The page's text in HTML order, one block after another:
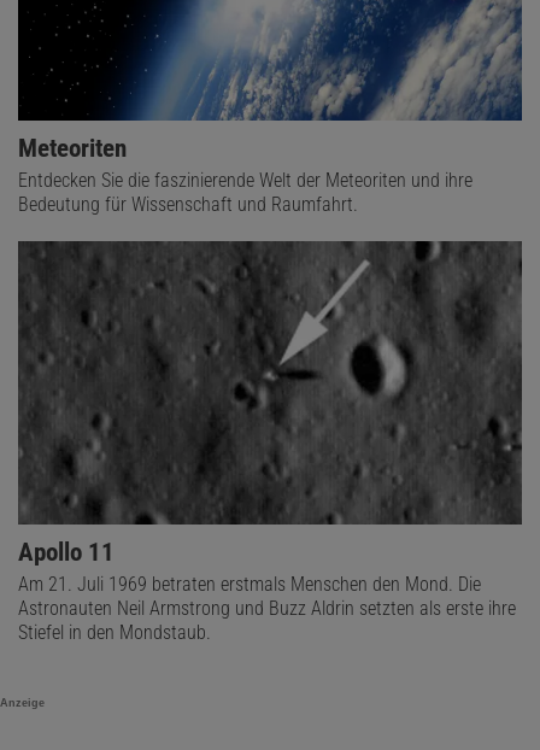
Meteoriten
Entdecken Sie die faszinierende Welt der Meteoriten und ihre
Bedeutung für Wissenschaft und Raumfahrt.
Apollo 11
Am 21. Juli 1969 betraten erstmals Menschen den Mond. Die
Astronauten Neil Armstrong und Buzz Aldrin setzten als erste ihre
Stiefel in den Mondstaub.
Anzeige